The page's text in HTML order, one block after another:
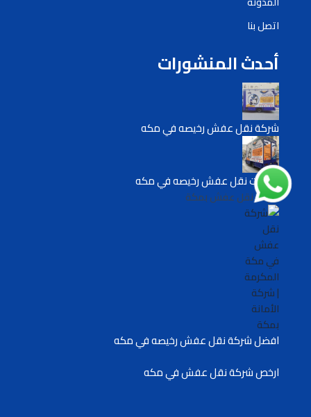
اتصل بنا
أحدث المنشورات
شركة نقل عفش رخيصه في مكه
شركات نقل عفش رخيصه في مكه
شركة نقل عفش بمكة
افضل شركة نقل عفش رخيصه في مكه
ارخص شركة نقل عفش في مكه